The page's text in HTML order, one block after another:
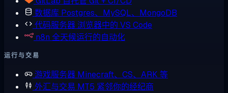
数据库 Postgres、MySQL、MongoDB
代码服务器 浏览器中的 VS Code
n8n 全天候运行的自动化
运行与交易
游戏服务器 Minecraft、CS、ARK 等
外汇与交易 MT5 紧邻你的经纪商